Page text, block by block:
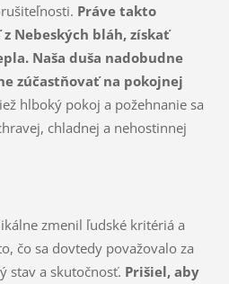
Práve takto
Nebeských bláh, získať
Naša duša nadobudne
zúčastňovať na pokojnej
hlboký pokoj a požehnanie sa
chladnej a nehostinnej
zmenil ľudské kritériá a
čo sa dovtedy považovalo za
stav a skutočnosť. Prišiel, aby